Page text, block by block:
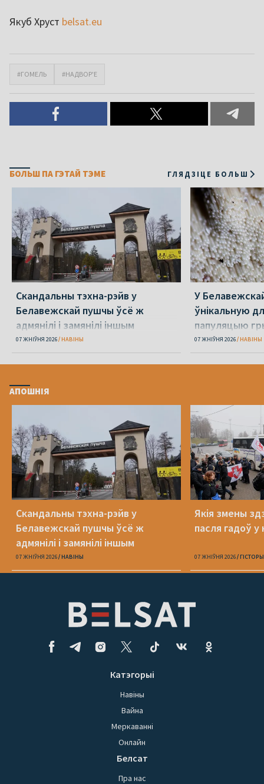
Якуб Хруст belsat.eu
#ГОМЕЛЬ #НАДВОР'Е
БОЛЬШ ПА ГЭТАЙ ТЭМЕ ГЛЯДЗІЦЕ БОЛЬШ
Скандальны тэхна-рэйв у
Белавежскай пушчы ўсё ж
адмянілі і замянілі іншым
07 ЖНІЎНЯ 2026 НАВІНЫ
У
ўнікальную
папуляцыю
07 ЖНІЎНЯ 2026 НАВІНЫ
АПОШНІЯ
Скандальны тэхна-рэйв у
Белавежскай пушчы ўсё ж
адмянілі і замянілі іншым
07 ЖНІЎНЯ 2026 НАВІНЫ
Якія змены
пасля гадоў у
07 ЖНІЎНЯ 2026
Катэгорыі
Навіны
Вайна
Меркаванні
Онлайн
Белсат
Пра нас